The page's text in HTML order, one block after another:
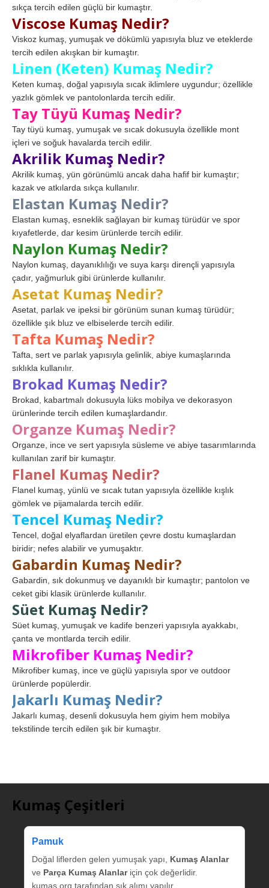
sıkça tercih edilen güçlü bir kumaştır.
Viscose Kumaş Nedir?
Viskoz kumaş, yumuşak ve dökümlü yapısıyla bluz ve eteklerde
tercih edilen akışkan bir kumaştır.
Linen (Keten) Kumaş Nedir?
Keten kumaş, doğal yapısıyla sıcak iklimlere uygundur; özellikle
yazlık gömlek ve pantolonlarda tercih edilir.
Tay Tüyü Kumaş Nedir?
Tay tüyü kumaş, yumuşak ve sıcak dokusuyla özellikle mont
içleri ve soğuk havalarda tercih edilir.
Akrilik Kumaş Nedir?
Akrilik kumaş, yün görünümlü ancak daha hafif bir kumaştır;
kazak ve atkılarda sıkça kullanılır.
Elastan Kumaş Nedir?
Elastan kumaş, esneklik sağlayan bir kumaş türüdür ve spor
kıyafetlerde, dar kesim ürünlerde tercih edilir.
Naylon Kumaş Nedir?
Naylon kumaş, dayanıklılığı ve suya karşı dirençli yapısıyla
çadır, yağmurluk gibi ürünlerde kullanılır.
Asetat Kumaş Nedir?
Asetat, parlak ve ipeksi bir görünüm sunan kumaş türüdür;
özellikle şık bluz ve elbiselerde tercih edilir.
Tafta Kumaş Nedir?
Tafta, sert ve parlak yapısıyla gelinlik, abiye kumaşlarında
sıklıkla kullanılır.
Brokad Kumaş Nedir?
Brokad, kabartmalı dokusuyla lüks mobilya ve dekorasyon
ürünlerinde tercih edilen kumaşlardandır.
Organze Kumaş Nedir?
Organze, ince ve sert yapısıyla süsleme ve abiye tasarımlarında
kullanılan zarif bir kumaştır.
Flanel Kumaş Nedir?
Flanel kumaş, yünlü ve sıcak tutan yapısıyla özellikle kışlık
gömlek ve pijamalarda tercih edilir.
Tencel Kumaş Nedir?
Tencel, doğal elyaflardan üretilen çevre dostu kumaşlardan
biridir; nefes alabilir ve yumuşaktır.
Gabardin Kumaş Nedir?
Gabardin, sık dokunmuş ve dayanıklı bir kumaştır; pantolon ve
ceket gibi klasik ürünlerde kullanılır.
Süet Kumaş Nedir?
Süet kumaş, yumuşak ve kadife benzeri yapısıyla ayakkabı,
çanta ve montlarda tercih edilir.
Mikrofiber Kumaş Nedir?
Mikrofiber kumaş, ince ve güçlü yapısıyla spor ve outdoor
ürünlerde popülerdir.
Jakarlı Kumaş Nedir?
Jakarlı kumaş, desenli dokusuyla hem giyim hem mobilya
tekstilinde tercih edilen şık bir kumaştır.
Kumaş Çeşitleri
Pamuk
Doğal liflerden gelen yumuşak yapı, Kumaş Alanlar
ve Parça Kumaş Alanlariçin çok değerlidir.
kumas.org tarafından sık alımı yapılır.